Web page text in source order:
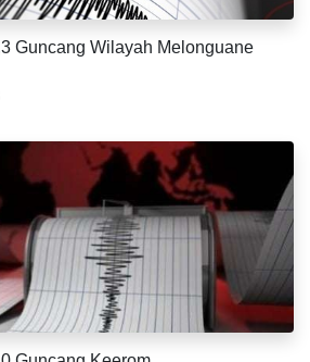
Guncang Wilayah Melonguane